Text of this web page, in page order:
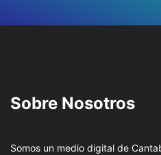
Sobre Nosotros
Somos un medio digital de